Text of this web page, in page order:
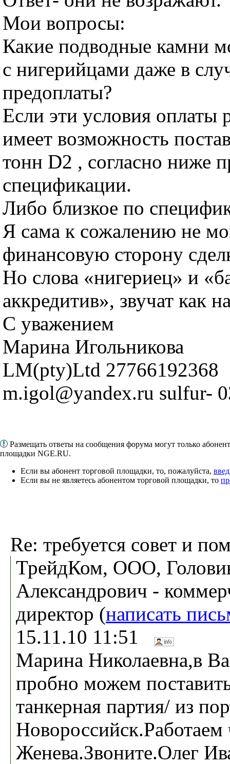
Мои вопросы:
Какие подводные камни
с нигерийцами даже в
предоплаты?
Если эти условия оплаты
имеет возможность
тонн D2 , согласно ниже
спецификации.
Либо близкое по
Я сама к сожалению не
финансовую сторону
Но слова «нигериец» и
аккредитив», звучат как
С уважением
Марина Игольникова
LM(pty)Ltd 27766192368
m.igol@yandex.ru sulfur-
Размещать ответы на сообщения форума могут только
площадки NGE.RU.
Если вы абонент торговой площадки, то, пожалуйста,
Если вы не являетесь абонентом торговой площадки, то
Re: требуется совет и
ТрейдКом, ООО,
Александрович -
директор (написать
15.11.10 11:51
Марина Николаевна,в
пробно можем
танкерная партия/ из
Женева.Звоните.Олег